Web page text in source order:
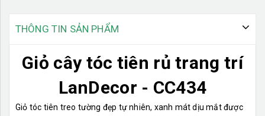
THÔNG TIN SẢN PHẨM
Giỏ cây tóc tiên rủ trang trí
LanDecor - CC434
Giỏ tóc tiên treo tường đẹp tự nhiên, xanh mát dịu mắt được